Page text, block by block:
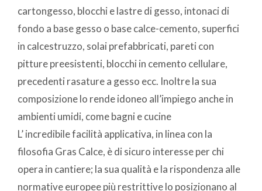
cartongesso, blocchi e lastre di gesso, intonaci di
fondo a base gesso o base calce-cemento, superfici
in calcestruzzo, solai prefabbricati, pareti con
pitture preesistenti, blocchi in cemento cellulare,
precedenti rasature a gesso ecc. Inoltre la sua
composizione lo rende idoneo all’impiego anche in
ambienti umidi, come bagni e cucine
L’ incredibile facilità applicativa, in linea con la
filosofia Gras Calce, è di sicuro interesse per chi
opera in cantiere; la sua qualità e la rispondenza alle
normative europee più restrittive lo posizionano al